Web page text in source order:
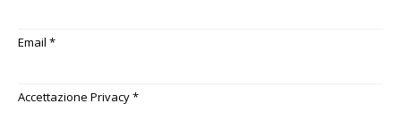
Email *
Accettazione Privacy*